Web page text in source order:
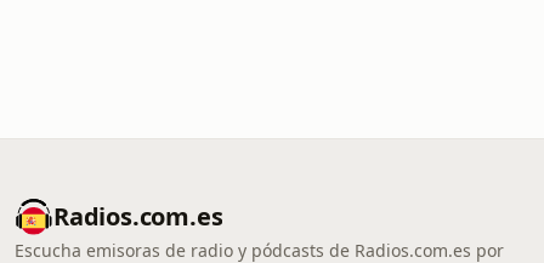
Radios.com.es
Escucha emisoras de radio y pódcasts de Radios.com.es por